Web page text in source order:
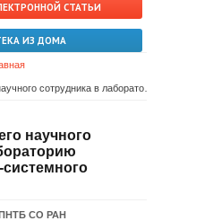
СТАТЬИ
ИЗ ДОМА
научного
СО РАН